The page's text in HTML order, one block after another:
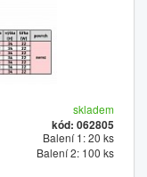
skladem
kód: 062805
Balení 1: 20 ks
Balení 2: 100 ks